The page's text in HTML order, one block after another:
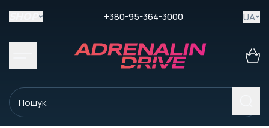
+380-95-364-3000 UA